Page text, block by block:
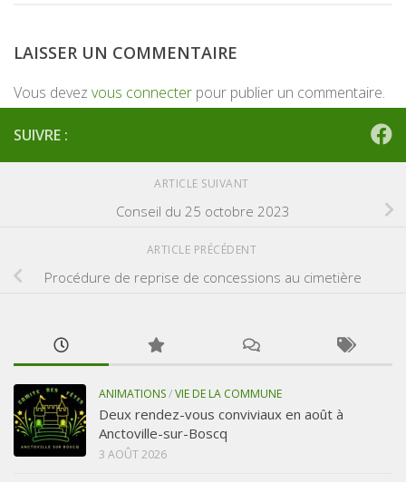
LAISSER UN COMMENTAIRE
Vous devez vous connecter pour publier un commentaire.
SUIVRE :
ARTICLE SUIVANT
Conseil du 25 octobre 2023
ARTICLE PRÉCÉDENT
Procédure de reprise de concessions au cimetière
ANIMATIONS/VIE DE LA COMMUNE
Deux rendez-vous conviviaux en août à
Anctoville-sur-Boscq
3 AOÛT 2026